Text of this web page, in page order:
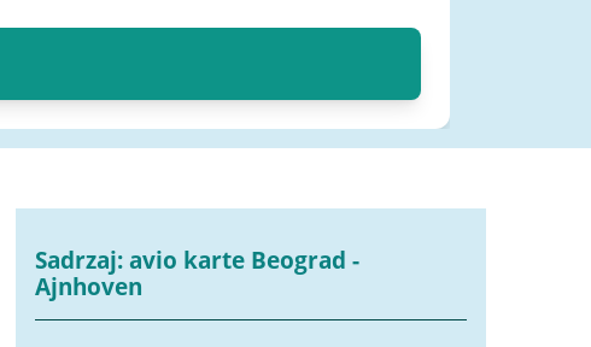
Sadrzaj: avio karte Beograd -
Ajnhoven